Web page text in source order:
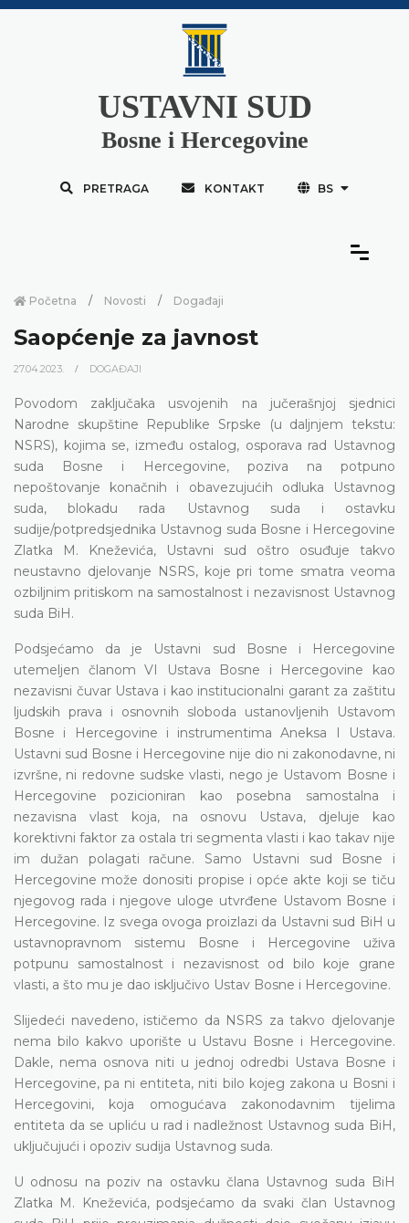
USTAVNI SUD
Bosne i Hercegovine
PRETRAGA KONTAKT BS
Početna Novosti Događaji
Saopćenje za javnost
27.04.2023. DOGAĐAJI
Povodom zaključaka usvojenih na jučerašnjoj sjednici
Narodne skupštine Republike Srpske (u daljnjem tekstu:
NSRS), kojima se, između ostalog, osporava rad Ustavnog
suda Bosne i Hercegovine, poziva na potpuno
nepoštovanje konačnih i obavezujućih odluka Ustavnog
suda, blokadu rada Ustavnog suda i ostavku
sudije/potpredsjednika Ustavnog suda Bosne i Hercegovine
Zlatka M. Kneževića, Ustavni sud oštro osuđuje takvo
neustavno djelovanje NSRS, koje pri tome smatra veoma
ozbiljnim pritiskom na samostalnost i nezavisnost Ustavnog
suda BiH.
Podsjećamo da je Ustavni sud Bosne i Hercegovine
utemeljen članom VI Ustava Bosne i Hercegovine kao
nezavisni čuvar Ustava i kao institucionalni garant za zaštitu
ljudskih prava i osnovnih sloboda ustanovljenih Ustavom
Bosne i Hercegovine i instrumentima Aneksa I Ustava.
Ustavni sud Bosne i Hercegovine nije dio ni zakonodavne, ni
izvršne, ni redovne sudske vlasti, nego je Ustavom Bosne i
Hercegovine pozicioniran kao posebna samostalna i
nezavisna vlast koja, na osnovu Ustava, djeluje kao
korektivni faktor za ostala tri segmenta vlasti i kao takav nije
im dužan polagati račune. Samo Ustavni sud Bosne i
Hercegovine može donositi propise i opće akte koji se tiču
njegovog rada i njegove uloge utvrđene Ustavom Bosne i
Hercegovine. Iz svega ovoga proizlazi da Ustavni sud BiH u
ustavnopravnom sistemu Bosne i Hercegovine uživa
potpunu samostalnost i nezavisnost od bilo koje grane
vlasti, a što mu je dao isključivo Ustav Bosne i Hercegovine.
Slijedeći navedeno, ističemo da NSRS za takvo djelovanje
nema bilo kakvo uporište u Ustavu Bosne i Hercegovine.
Dakle, nema osnova niti u jednoj odredbi Ustava Bosne i
Hercegovine, pa ni entiteta, niti bilo kojeg zakona u Bosni i
Hercegovini, koja omogućava zakonodavnim tijelima
entiteta da se upliću u rad i nadležnost Ustavnog suda BiH,
uključujući i opoziv sudija Ustavnog suda.
U odnosu na poziv na ostavku člana Ustavnog suda BiH
Zlatka M. Kneževića, podsjećamo da svaki član Ustavnog